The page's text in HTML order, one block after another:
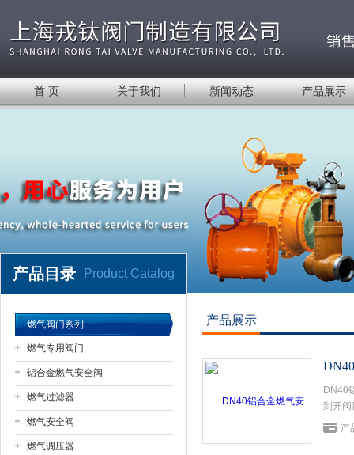
上海戎钛阀门制造有限公司
首 页 关于我们 新闻动态 产品展示
产品目录 Product Catalog
燃气阀门系列
燃气专用阀门
铝合金燃气安全阀
燃气过滤器
燃气安全阀
燃气调压器
产品展示
DN40
到开阀
产